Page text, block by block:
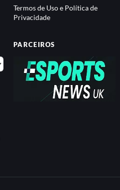
Termos de Uso e Política de
Privacidade
PARCEIROS